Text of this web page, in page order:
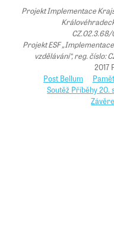
Projekt Implementace
Projekt ESF
vzdělávání“, reg. číslo:
2017
Post Bellum
Soutěž Příběhy 20.